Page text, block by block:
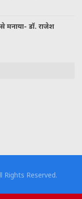
से मनाया- डॉ. राजेश
Reserved.